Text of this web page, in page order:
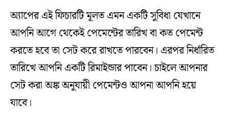
অ্যাপের এই ফিচারটি মূলত এমন একটি সুবিধা যেখানে
আপনি আগে থেকেই পেমেন্টের তারিখ বা কত পেমেন্ট
করতে হবে তা সেট করে রাখতে পারবেন। এরপর নির্ধারিত
তারিখে আপনি একটি রিমাইন্ডার পাবেন। চাইলে আপনার
সেট করা অঙ্ক অনুযায়ী পেমেন্টও আপনা আপনি হয়ে
যাবে।